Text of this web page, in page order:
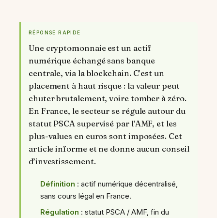
RÉPONSE RAPIDE
Une cryptomonnaie est un actif
numérique échangé sans banque
centrale, via la blockchain. C’est un
placement à haut risque : la valeur peut
chuter brutalement, voire tomber à zéro.
En France, le secteur se régule autour du
statut PSCA supervisé par l’AMF, et les
plus-values en euros sont imposées. Cet
article informe et ne donne aucun conseil
d’investissement.
Définition : actif numérique décentralisé,
sans cours légal en France.
Régulation : statut PSCA / AMF, fin du